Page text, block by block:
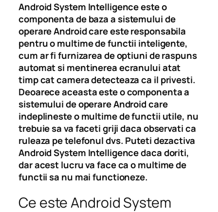
Android System Intelligence este o
componenta de baza a sistemului de
operare Android care este responsabila
pentru o multime de functii inteligente,
cum ar fi furnizarea de optiuni de raspuns
automat si mentinerea ecranului atat
timp cat camera detecteaza ca il privesti.
Deoarece aceasta este o componenta a
sistemului de operare Android care
indeplineste o multime de functii utile, nu
trebuie sa va faceti griji daca observati ca
ruleaza pe telefonul dvs. Puteti dezactiva
Android System Intelligence daca doriti,
dar acest lucru va face ca o multime de
functii sa nu mai functioneze.
Ce este Android System